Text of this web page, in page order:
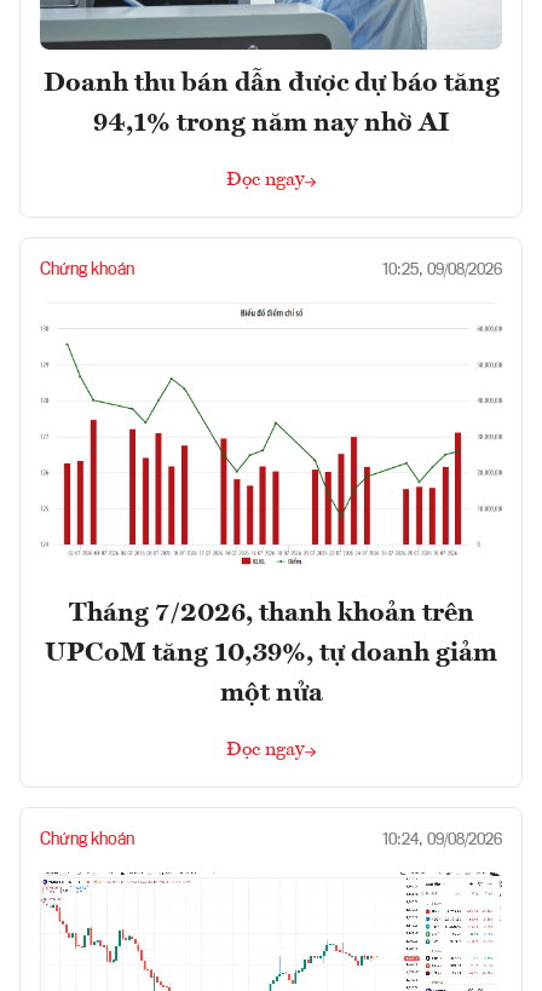
Doanh thu bán dẫn được dự báo tăng
94,1% trong năm nay nhờ AI
Đọc ngay
Chứng khoán 10:25, 09/08/2026
Tháng 7/2026, thanh khoản trên
UPCoM tăng 10,39%, tự doanh giảm
một nửa
Đọc ngay
Chứng khoán 10:24, 09/08/2026